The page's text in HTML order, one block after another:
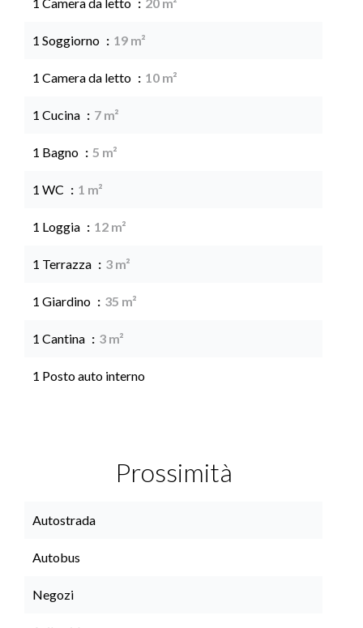
1 Soggiorno 19 m²
1 Camera da letto 10 m²
1 Cucina 7 m²
1 Bagno 5 m²
1 WC 1 m²
1 Loggia 12 m²
1 Terrazza 3 m²
1 Giardino 35 m²
1 Cantina 3 m²
1 Posto auto interno
Prossimità
Autostrada
Autobus
Negozi